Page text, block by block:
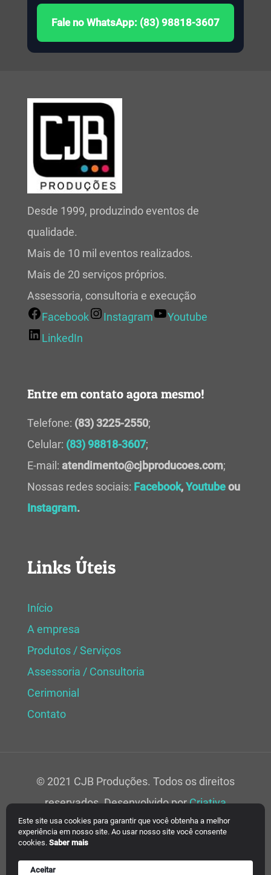
Este site usa cookies para garantir que você obtenha a melhor
experiência em nosso site. Ao usar nosso site você consente
cookies. Saber mais
Aceitar
Fale no WhatsApp: (83) 98818-3607
Desde 1999, produzindo eventos de
qualidade.
Mais de 10 mil eventos realizados.
Mais de 20 serviços próprios.
Assessoria, consultoria e execução
Facebook
Instagram
Youtube
LinkedIn
Entre em contato agora mesmo!
Telefone: (83) 3225-2550;
Celular: (83) 98818-3607;
E-mail: atendimento@cjbproducoes.com;
Nossas redes sociais: Facebook,Youtubeou
Instagram.
Links Úteis
Início
A empresa
Produtos / Serviços
Assessoria / Consultoria
Cerimonial
Contato
© 2021 CJB Produções. Todos os direitos
reservados. Desenvolvido porCriativa
Soluções Web.